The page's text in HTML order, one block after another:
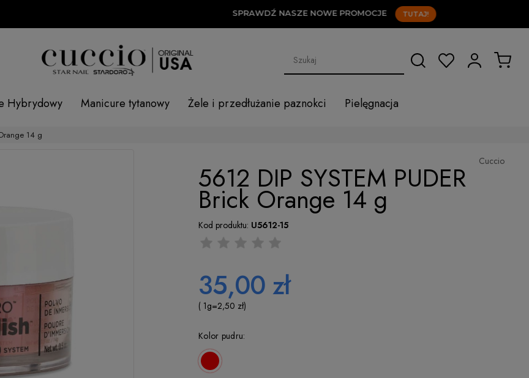
SPRAWDŹ NASZE NOWE PROMOCJE TUTAJ!
Hybrydowy Manicure tytanowy Żele i przedłużanie paznokci
Pielęgnacja
14 g
Cuccio
5612 DIP SYSTEM PUDER
Brick Orange 14 g
Kod produktu: U5612-15
35,00 zł
( 1g=2,50 zł)
Kolor pudru: